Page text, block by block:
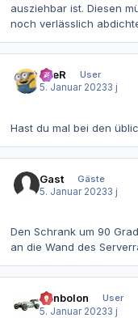
ausziehbar ist. Diesen
noch verlässlich
eneR
User
5. Januar 20233 j
Hast du mal bei den
Gast
Gäste
5. Januar 20233 j
Den Schrank um 90
an die Wand des
Benbolon
User
5. Januar 20233 j